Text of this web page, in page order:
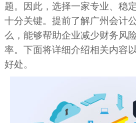
题。因此，选择一家专业、稳
十分关键。提前了解广州会计
么，能够帮助企业减少财务风
率。下面将详细介绍相关内容
好处。